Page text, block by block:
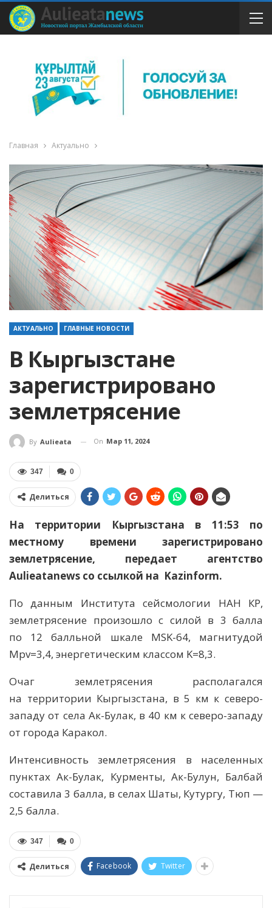
Главная Актуально
АКТУАЛЬНО ГЛАВНЫЕ НОВОСТИ
В Кыргызстане
зарегистрировано
землетрясение
By Aulieata On Мар 11, 2024
0
347
Делиться
На территории Кыргызстана в 11:53 по
местному времени зарегистрировано
землетрясение, передает агентство
Aulieatanews со ссылкой на Kazinform.
По данным Института сейсмологии НАН КР,
землетрясение произошло с силой в 3 балла
по 12 балльной шкале MSK-64, магнитудой
Mpv=3,4, энергетическим классом K=8,3.
Очаг землетрясения располагался
на территории Кыргызстана, в 5 км к северо-
западу от села Ак-Булак, в 40 км к северо-западу
от города Каракол.
Интенсивность землетрясения в населенных
пунктах Ак-Булак, Курменты, Ак-Булун, Балбай
составила 3 балла, в селах Шаты, Кутургу, Тюп —
2,5 балла.
0
347
Делиться Facebook Twitter